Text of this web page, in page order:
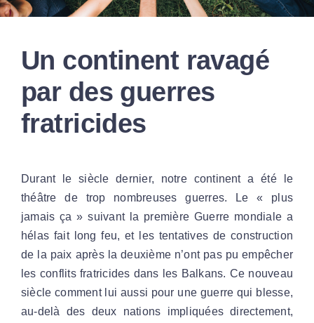
Contact
Un continent ravagé
par des guerres
fratricides
Durant le siècle dernier, notre continent a été le
théâtre de trop nombreuses guerres. Le « plus
jamais ça » suivant la première Guerre mondiale a
hélas fait long feu, et les tentatives de construction
de la paix après la deuxième n’ont pas pu empêcher
les conflits fratricides dans les Balkans. Ce nouveau
siècle comment lui aussi pour une guerre qui blesse,
au-delà des deux nations impliquées directement,